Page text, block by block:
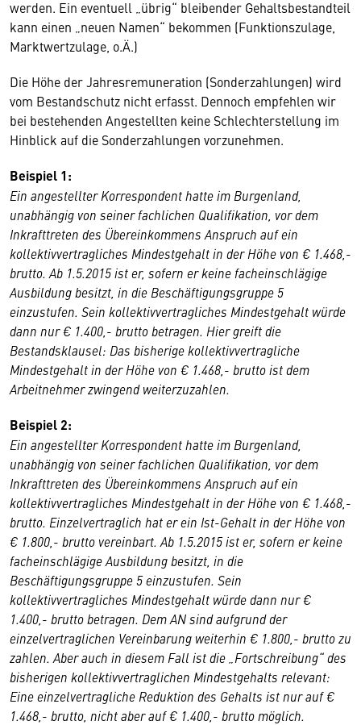
werden. Ein eventuell „übrig“ bleibender Gehaltsbestandteil
kann einen „neuen Namen“ bekommen (Funktionszulage,
Marktwertzulage, o.Ä.)
Die Höhe der Jahresremuneration (Sonderzahlungen) wird
vom Bestandschutz nicht erfasst. Dennoch empfehlen wir
bei bestehenden Angestellten keine Schlechterstellung im
Hinblick auf die Sonderzahlungen vorzunehmen.
Beispiel 1:
Ein angestellter Korrespondent hatte im Burgenland,
unabhängig von seiner fachlichen Qualifikation, vor dem
Inkrafttreten des Übereinkommens Anspruch auf ein
kollektivvertragliches Mindestgehalt in der Höhe von € 1.468,-
brutto. Ab 1.5.2015 ist er, sofern er keine facheinschlägige
Ausbildung besitzt, in die Beschäftigungsgruppe 5
einzustufen. Sein kollektivvertragliches Mindestgehalt würde
dann nur € 1.400,- brutto betragen. Hier greift die
Bestandsklausel: Das bisherige kollektivvertragliche
Mindestgehalt in der Höhe von € 1.468,- brutto ist dem
Arbeitnehmer zwingend weiterzuzahlen.
Beispiel 2:
Ein angestellter Korrespondent hatte im Burgenland,
unabhängig von seiner fachlichen Qualifikation, vor dem
Inkrafttreten des Übereinkommens Anspruch auf ein
kollektivvertragliches Mindestgehalt in der Höhe von € 1.468,-
brutto. Einzelvertraglich hat er ein Ist-Gehalt in der Höhe von
€ 1.800,- brutto vereinbart. Ab 1.5.2015 ist er, sofern er keine
facheinschlägige Ausbildung besitzt, in die
Beschäftigungsgruppe 5 einzustufen. Sein
kollektivvertragliches Mindestgehalt würde dann nur €
1.400,- brutto betragen. Dem AN sind aufgrund der
einzelvertraglichen Vereinbarung weiterhin € 1.800,- brutto zu
zahlen. Aber auch in diesem Fall ist die „Fortschreibung“ des
bisherigen kollektivvertraglichen Mindestgehalts relevant:
Eine einzelvertragliche Reduktion des Gehalts ist nur auf €
1.468,- brutto, nicht aber auf € 1.400,- brutto möglich.